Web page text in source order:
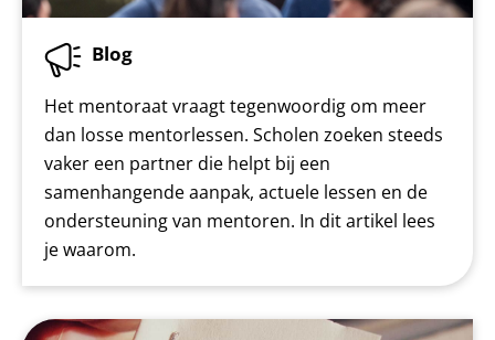
Blog
Het mentoraat vraagt tegenwoordig om meer
dan losse mentorlessen. Scholen zoeken steeds
vaker een partner die helpt bij een
samenhangende aanpak, actuele lessen en de
ondersteuning van mentoren. In dit artikel lees
je waarom.